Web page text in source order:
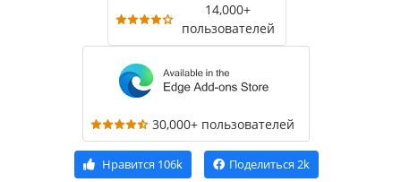
14,000+
пользователей
30,000+ пользователей
Нравится 106k Поделиться 2k